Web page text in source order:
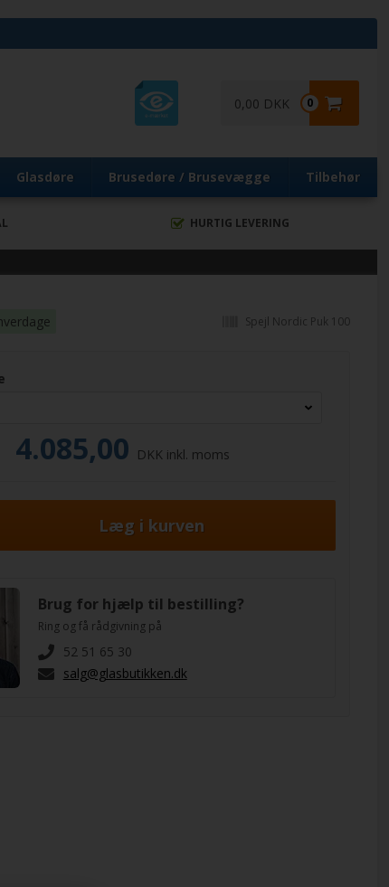
0
0,00 DKK
Glasdøre Brusedøre / Brusevægge Tilbehør
HURTIG LEVERING
Spejl Nordic Puk 100
4.085,00 DKK inkl. moms
Brug for hjælp til bestilling?
Ring og få rådgivning på
52 51 65 30
salg@glasbutikken.dk